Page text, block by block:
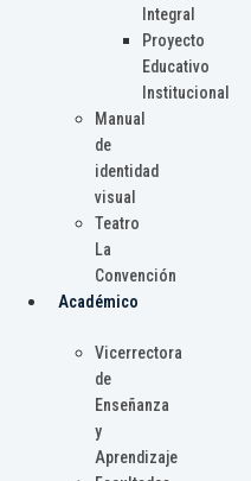
Integral
Proyecto
Educativo
Institucional
Manual
de
identidad
visual
Teatro
La
Convención
Académico
Vicerrectora
de
Enseñanza
y
Aprendizaje